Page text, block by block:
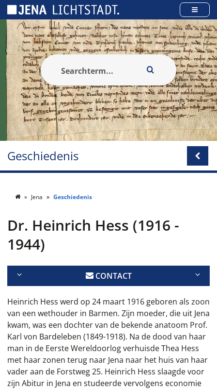
Geschiedenis
Jena Geschiedenis
Dr. Heinrich Hess (1916 -
1944)
CONTACT
Heinrich Hess werd op 24 maart 1916 geboren als zoon
van een wethouder in Barmen. Zijn moeder, die uit Jena
kwam, was een dochter van de bekende anatoom Prof.
Karl von Bardeleben (1849-1918). Na de dood van haar
man in de Eerste Wereldoorlog verhuisde Thea Hess
met haar zonen terug naar Jena naar het huis van haar
vader aan de Forstweg 25. Heinrich Hess slaagde voor
zijn Abitur in Jena en studeerde vervolgens economie
Cookies beheer paneel